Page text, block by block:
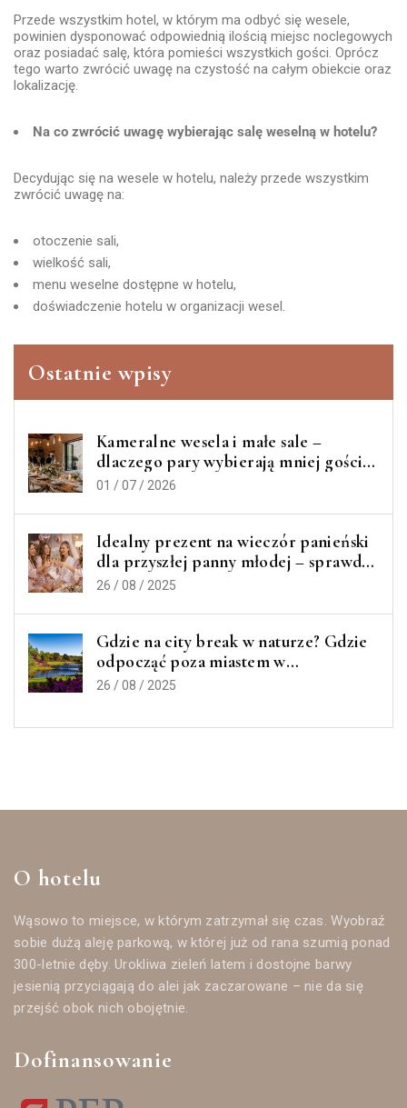
Przede wszystkim hotel, w którym ma odbyć się wesele,
powinien dysponować odpowiednią ilością miejsc noclegowych
oraz posiadać salę, która pomieści wszystkich gości. Oprócz
tego warto zwrócić uwagę na czystość na całym obiekcie oraz
lokalizację.
Na co zwrócić uwagę wybierając salę weselną w hotelu?
Decydując się na wesele w hotelu, należy przede wszystkim
zwrócić uwagę na:
otoczenie sali,
wielkość sali,
menu weselne dostępne w hotelu,
doświadczenie hotelu w organizacji wesel.
Ostatnie wpisy
Kameralne wesela i małe sale –
dlaczego pary wybierają mniej gości, a
więcej jakości?
01 / 07 / 2026
Idealny prezent na wieczór panieński
dla przyszłej panny młodej – sprawdź
nasze inspiracje!
26 / 08 / 2025
Gdzie na city break w naturze? Gdzie
odpocząć poza miastem w
Wielkopolsce? 6 miejsc, które warto
26 / 08 / 2025
O hotelu
Wąsowo to miejsce, w którym zatrzymał się czas. Wyobraź
sobie dużą aleję parkową, w której już od rana szumią ponad
300-letnie dęby. Urokliwa zieleń latem i dostojne barwy
jesienią przyciągają do alei jak zaczarowane – nie da się
przejść obok nich obojętnie.
Dofinansowanie